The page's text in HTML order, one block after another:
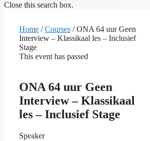
Close this search box.
Home /Courses / ONA 64 uur Geen
Interview – Klassikaal les – Inclusief
Stage
This event has passed
ONA 64 uur Geen
Interview – Klassikaal
les – Inclusief Stage
Speaker